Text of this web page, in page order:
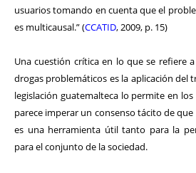
usuarios tomando en cuenta que el
es multicausal.” (CCATID, 2009, p. 15)
Una cuestión crítica en lo que se refiere
drogas problemáticos es la aplicación del
legislación guatemalteca lo permite en
parece imperar un consenso tácito de
es una herramienta útil tanto para la
para el conjunto de la sociedad.